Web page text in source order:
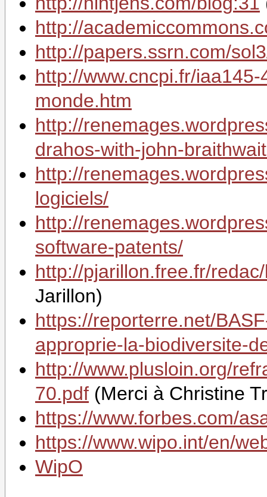
http://
http://papers.ssrn.com/
http://www.cncpi.fr/
monde.htm
http://
drahos-with-john-
http://
logiciels/
http://
software-patents/
http://pjarillon.free.fr/
Jarillon)
https://reporterre.net/
approprie-la-biodiversite-
http://www.plusloin.org/
70.pdf (Merci à Christine
https://www.forbes.com/
https://www.wipo.int/en/
WipO